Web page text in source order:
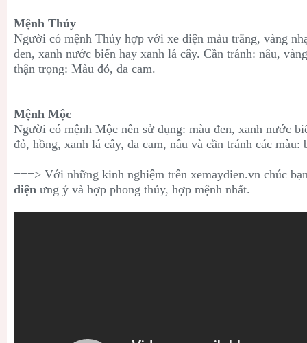
Mệnh Thủy
Người có mệnh Thủy hợp với xe điện màu trắng, vàng
đen, xanh nước biển hay xanh lá cây. Cần tránh: nâu,
thận trọng: Màu đỏ, da cam.
Mệnh Mộc
Người có mệnh Mộc nên sử dụng: màu đen, xanh nước
đỏ, hồng, xanh lá cây, da cam, nâu và cần tránh các màu:
===> Với những kinh nghiệm trên xemaydien.vn chúc
điện ưng ý và hợp phong thủy, hợp mệnh nhất.